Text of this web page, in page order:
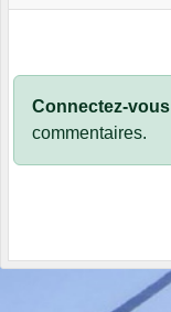
Connectez-vous
commentaires.